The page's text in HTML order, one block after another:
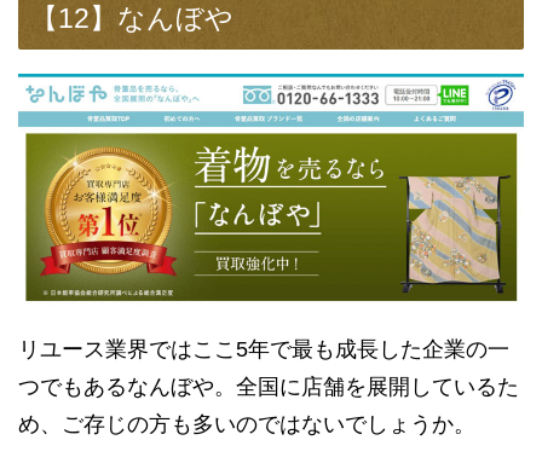
【12】なんぼや
リユース業界ではここ5年で最も成長した企業の一
つでもあるなんぼや。全国に店舗を展開しているた
め、ご存じの方も多いのではないでしょうか。